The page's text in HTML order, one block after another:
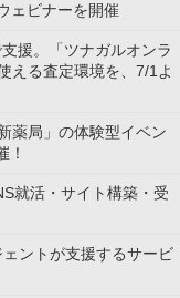
ェビナーを開催
援。「ツナガルオンラ
える査定環境を、7/1よ
薬局」の体験型イベン
！
就活・サイト構築・受
ントが支援するサービ